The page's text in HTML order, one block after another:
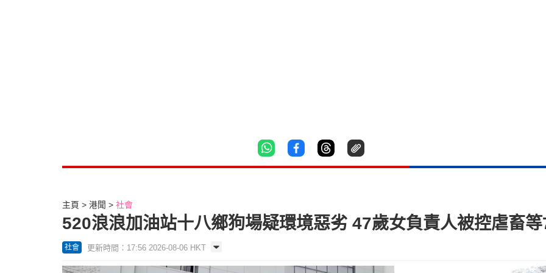
主頁 港聞 社會
520浪浪加油站十八鄉狗場疑環境惡劣 47歲女負責人被控虐畜
社會 更新時間：17:56 2026-08-06 HKT